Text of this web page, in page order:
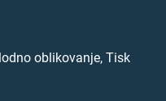
oblikovanje, Tisk